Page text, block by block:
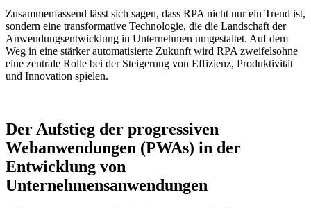
Zusammenfassend lässt sich sagen, dass RPA nicht nur ein Trend ist,
sondern eine transformative Technologie, die die Landschaft der
Anwendungsentwicklung in Unternehmen umgestaltet. Auf dem
Weg in eine stärker automatisierte Zukunft wird RPA zweifelsohne
eine zentrale Rolle bei der Steigerung von Effizienz, Produktivität
und Innovation spielen.
Der Aufstieg der progressiven
Webanwendungen (PWAs) in der
Entwicklung von
Unternehmensanwendungen